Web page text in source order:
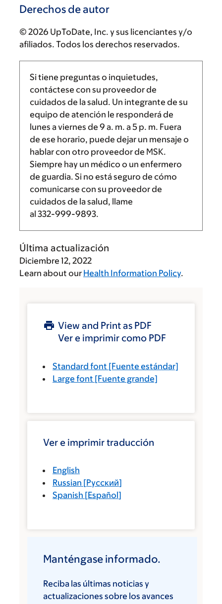
Derechos de autor
© 2026 UpToDate, Inc. y sus licenciantes y/o
afiliados. Todos los derechos reservados.
Si tiene preguntas o inquietudes,
contáctese con su proveedor de
cuidados de la salud. Un integrante de su
equipo de atención le responderá de
lunes a viernes de 9 a. m. a5 p. m. Fuera
de ese horario, puede dejar un mensaje o
hablar con otro proveedor de MSK.
Siempre hay un médico o un enfermero
de guardia. Si no está seguro de cómo
comunicarse con su proveedor de
cuidados de la salud, llame
al 332-999-9893.
Última actualización
Diciembre 12, 2022
Learn about our Health Information Policy.
View and Print as PDF
Ver e imprimir como PDF
Standard font [Fuente estándar]
Large font [Fuente grande]
Ver e imprimir traducción
English
Russian [Русский]
Spanish [Español]
Manténgase informado.
Reciba las últimas noticias y
actualizaciones sobre los avances